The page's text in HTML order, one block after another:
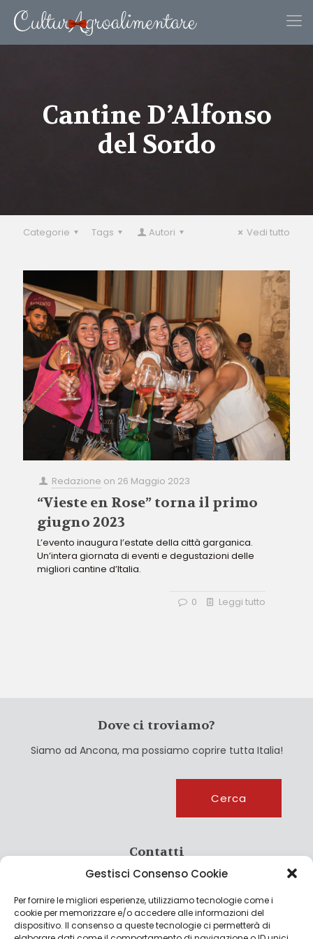
Gestisci Consenso Cookie
Per fornire le migliori esperienze, utilizziamo tecnologie come i
cookie per memorizzare e/o accedere alle informazioni del
dispositivo. Il consenso a queste tecnologie ci permetterà di
Cantine D’Alfonso
del Sordo
Categorie Tags Autori Vedi tutto
Redazione on 26 Maggio 2023
“Vieste en Rose” torna il primo
giugno 2023
L’evento inaugura l’estate della città garganica.
Un’intera giornata di eventi e degustazioni delle
migliori cantine d’Italia.
0 Leggi tutto
Dove ci troviamo?
Siamo ad Ancona, ma possiamo coprire tutta Italia!
Cerca
Contatti
info@culturagroalimentare.com